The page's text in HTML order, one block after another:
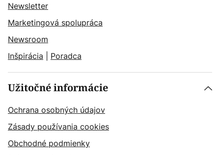
Newsletter
Marketingová spolupráca
Newsroom
Inšpirácia
Poradca
Užitočné informácie
Ochrana osobných údajov
Zásady používania cookies
Obchodné podmienky